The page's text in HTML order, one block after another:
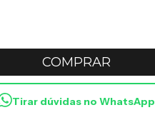
Tirar dúvidas no WhatsApp